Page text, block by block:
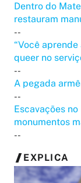
Dentro do
restauram
--
“Você
queer no
--
A pegada
--
Escavações
monumentos
--
EXPLICA